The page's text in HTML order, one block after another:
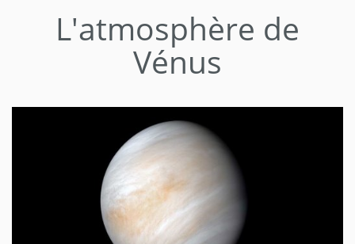
L'atmosphère de
Vénus